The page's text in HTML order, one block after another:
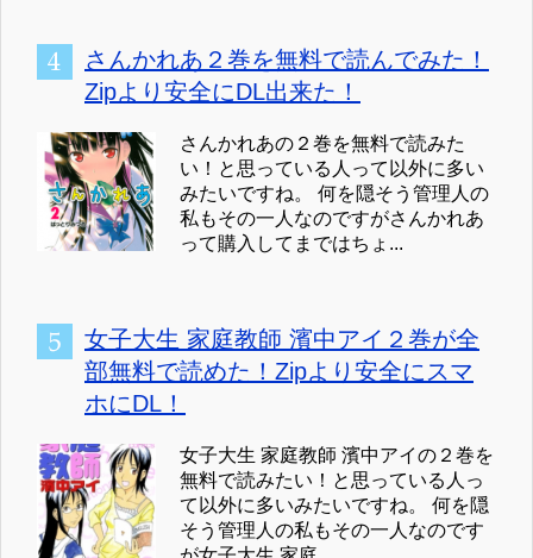
さんかれあ２巻を無料で読んでみた！
Zipより安全にDL出来た！
さんかれあの２巻を無料で読みた
い！と思っている人って以外に多い
みたいですね。 何を隠そう管理人の
私もその一人なのですがさんかれあ
って購入してまではちょ...
女子大生 家庭教師 濱中アイ２巻が全
部無料で読めた！Zipより安全にスマ
ホにDL！
女子大生 家庭教師 濱中アイの２巻を
無料で読みたい！と思っている人っ
て以外に多いみたいですね。 何を隠
そう管理人の私もその一人なのです